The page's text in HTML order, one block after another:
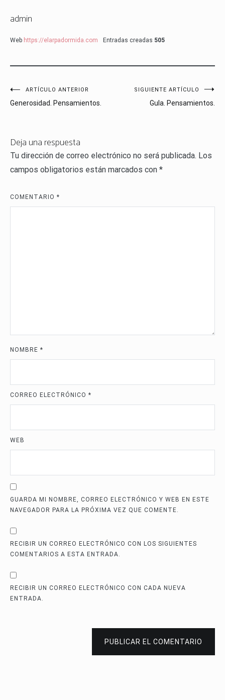
admin
Web https://elarpadormida.com Entradas creadas 505
Navegación
de
ARTÍCULO ANTERIOR
Generosidad. Pensamientos.
SIGUIENTE ARTÍCULO
Gula. Pensamientos.
Deja una respuesta
Tu dirección de correo electrónico no será publicada. Los
campos obligatorios están marcados con *
COMENTARIO *
NOMBRE *
CORREO ELECTRÓNICO *
WEB
GUARDA MI NOMBRE, CORREO ELECTRÓNICO Y WEB EN ESTE
NAVEGADOR PARA LA PRÓXIMA VEZ QUE COMENTE.
RECIBIR UN CORREO ELECTRÓNICO CON LOS SIGUIENTES
COMENTARIOS A ESTA ENTRADA.
RECIBIR UN CORREO ELECTRÓNICO CON CADA NUEVA
ENTRADA.
PUBLICAR EL COMENTARIO